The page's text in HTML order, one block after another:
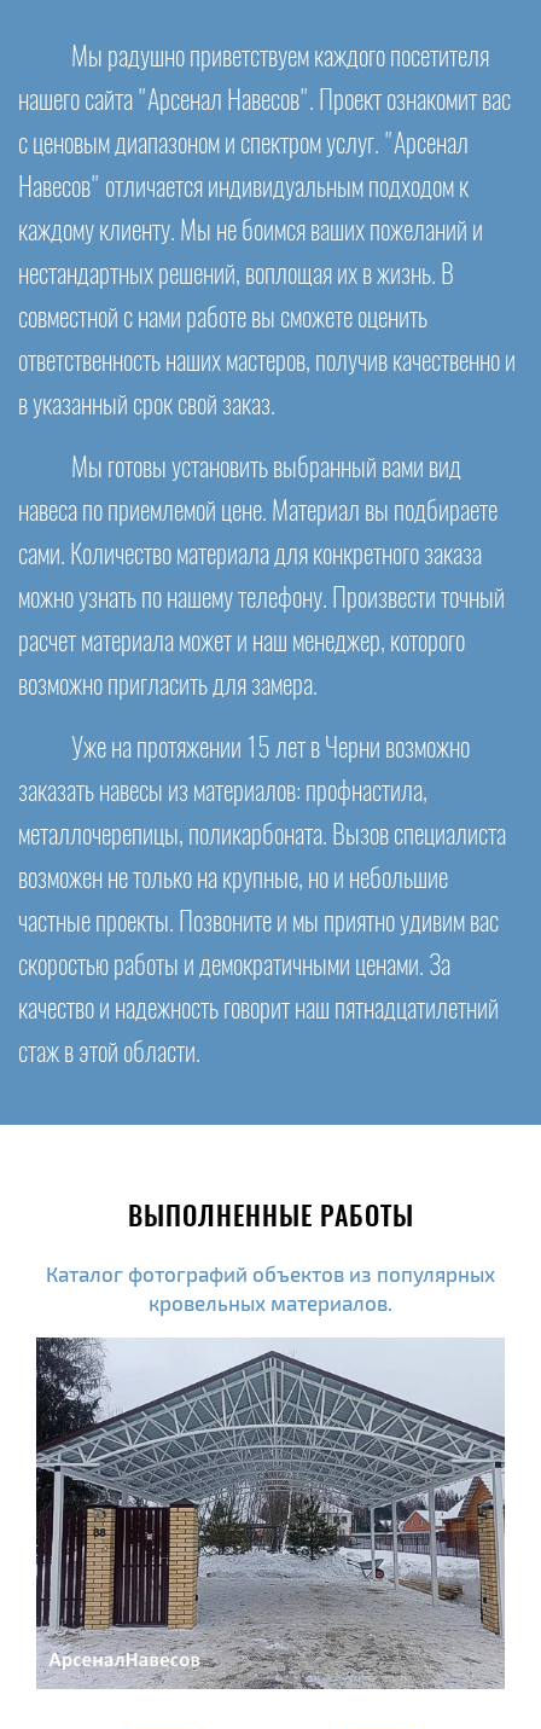
Мы радушно приветствуем каждого посетителя
нашего сайта "Арсенал Навесов". Проект ознакомит вас
с ценовым диапазоном и спектром услуг. "Арсенал
Навесов" отличается индивидуальным подходом к
каждому клиенту. Мы не боимся ваших пожеланий и
нестандартных решений, воплощая их в жизнь. В
совместной с нами работе вы сможете оценить
ответственность наших мастеров, получив качественно и
в указанный срок свой заказ.
Мы готовы установить выбранный вами вид
навеса по приемлемой цене. Материал вы подбираете
сами. Количество материала для конкретного заказа
можно узнать по нашему телефону. Произвести точный
расчет материала может и наш менеджер, которого
возможно пригласить для замера.
Уже на протяжении 15 лет в Черни возможно
заказать навесы из материалов: профнастила,
металлочерепицы, поликарбоната. Вызов специалиста
возможен не только на крупные, но и небольшие
частные проекты. Позвоните и мы приятно удивим вас
скоростью работы и демократичными ценами. За
качество и надежность говорит наш пятнадцатилетний
стаж в этой области.
ВЫПОЛНЕННЫЕ РАБОТЫ
Каталог фотографий объектов из популярных
кровельных материалов.